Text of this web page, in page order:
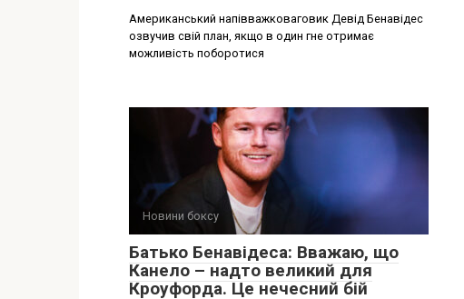
Американський напівважковаговик Девід Бенавідес
озвучив свій план, якщо в один гне отримає
можливість поборотися
Новини боксу
Батько Бенавідеса: Вважаю, що
Канело – надто великий для
Кроуфорда. Це нечесний бій